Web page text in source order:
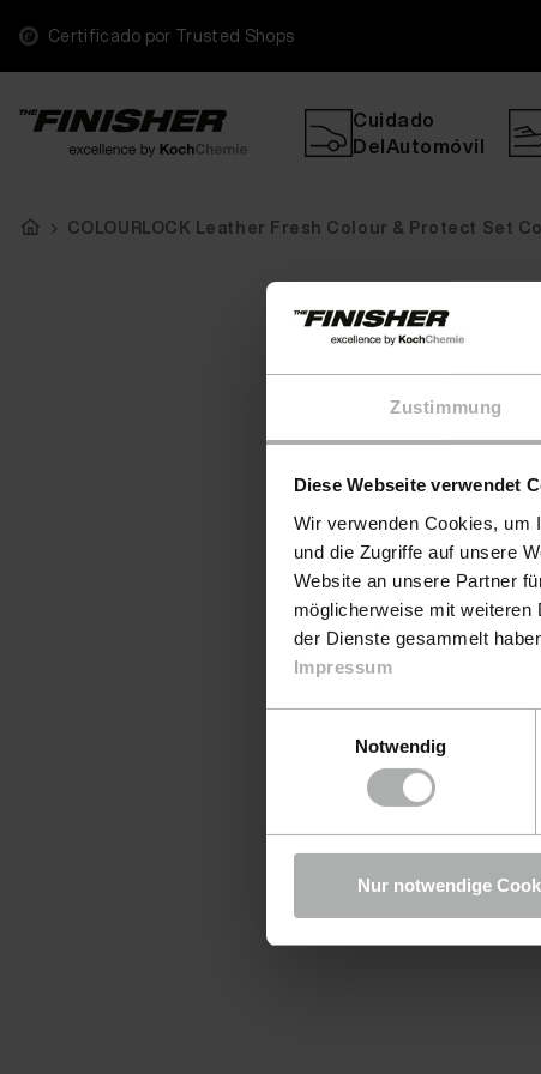
Zustimmung
Diese Webseite verwendet
Wir verwenden Cookies, um
und die Zugriffe auf unsere
Website an unsere Partner
möglicherweise mit weiteren
der Dienste gesammelt
Impressum
Notwendig
Nur notwendige
Certificado por Trusted Shops
Cuidado
DelAutomóvil
COLOURLOCK Leather Fresh Colour & Protect Set